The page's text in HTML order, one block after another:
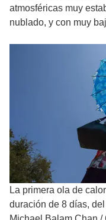
atmosféricas muy
nublado, y con muy
La primera ola de
duración de 8 días,